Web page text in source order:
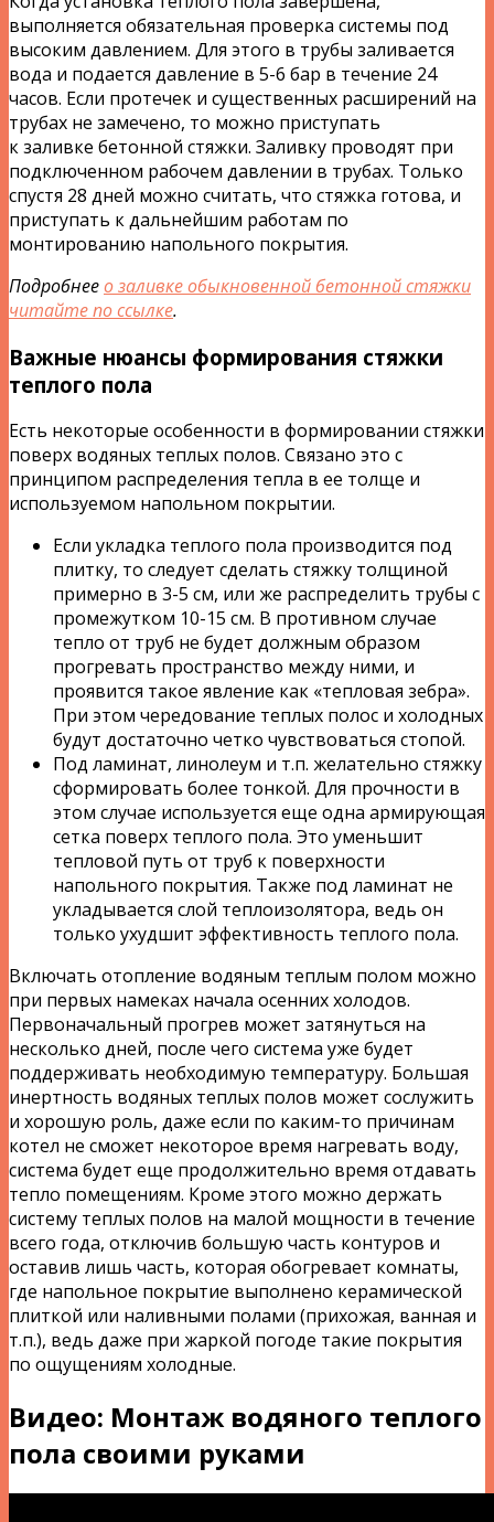
выполняется обязательная проверка системы под
высоким давлением. Для этого в трубы заливается
вода и подается давление в 5-6 бар в течение 24
часов. Если протечек и существенных расширений на
трубах не замечено, то можно приступать
к заливке бетонной стяжки. Заливку проводят при
подключенном рабочем давлении в трубах. Только
спустя 28 дней можно считать, что стяжка готова, и
приступать к дальнейшим работам по
монтированию напольного покрытия.
Подробнеео заливке обыкновенной бетонной стяжки
читайте по ссылке.
Важные нюансы формирования стяжки
теплого пола
Есть некоторые особенности в формировании стяжки
поверх водяных теплых полов. Связано это с
принципом распределения тепла в ее толще и
используемом напольном покрытии.
Если укладка теплого пола производится под
плитку, то следует сделать стяжку толщиной
примерно в 3-5 см, или же распределить трубы с
промежутком 10-15 см. В противном случае
тепло от труб не будет должным образом
прогревать пространство между ними, и
проявится такое явление как «тепловая зебра».
При этом чередование теплых полос и холодных
будут достаточно четко чувствоваться стопой.
Под ламинат, линолеум и т.п. желательно стяжку
сформировать более тонкой. Для прочности в
этом случае используется еще одна армирующая
сетка поверх теплого пола. Это уменьшит
тепловой путь от труб к поверхности
напольного покрытия. Также под ламинат не
укладывается слой теплоизолятора, ведь он
только ухудшит эффективность теплого пола.
Включать отопление водяным теплым полом можно
при первых намеках начала осенних холодов.
Первоначальный прогрев может затянуться на
несколько дней, после чего система уже будет
поддерживать необходимую температуру. Большая
инертность водяных теплых полов может сослужить
и хорошую роль, даже если по каким-то причинам
котел не сможет некоторое время нагревать воду,
система будет еще продолжительно время отдавать
тепло помещениям. Кроме этого можно держать
систему теплых полов на малой мощности в течение
всего года, отключив большую часть контуров и
оставив лишь часть, которая обогревает комнаты,
где напольное покрытие выполнено керамической
плиткой или наливными полами (прихожая, ванная и
т.п.), ведь даже при жаркой погоде такие покрытия
по ощущениям холодные.
Видео: Монтаж водяного теплого
пола своими руками